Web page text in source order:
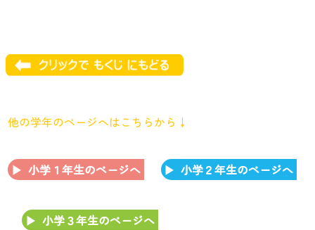
他の学年のページへはこちらから↓
小学１年生のページへ 小学２年生のページへ
小学３年生のページへ